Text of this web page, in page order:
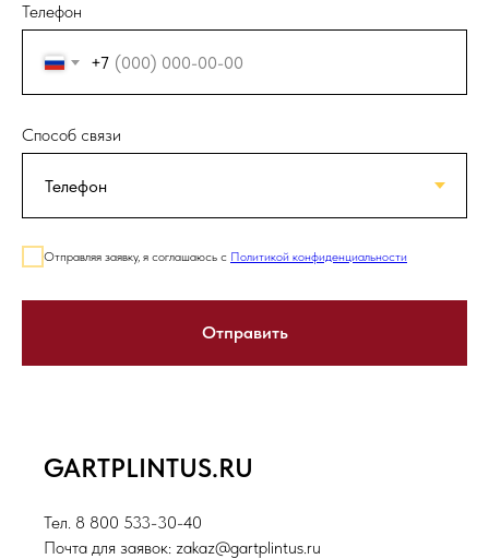
Телефон
+7
Способ связи
Отправляя заявку, я соглашаюсь с Политикой конфиденциальности
Отправить
GARTPLINTUS.RU
Тел. 8 800 533-30-40
Почта для заявок: zakaz@gartplintus.ru